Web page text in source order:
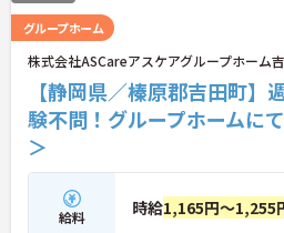
グループホーム
株式会社ASCareアスケアグループホーム
【静岡県／榛原郡吉田町
験不問！グループホームに
＞
給料 時給1,165円～1,255